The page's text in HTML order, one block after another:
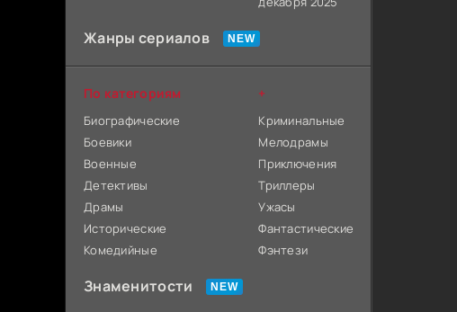
Жанры сериалов
По категориям
Биографические
Боевики
Военные
Детективы
Драмы
Исторические
Комедийные
+
Криминальные
Мелодрамы
Приключения
Триллеры
Ужасы
Фантастические
Фэнтези
Знаменитости